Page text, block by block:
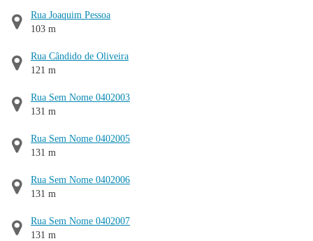
Rua Joaquim Pessoa
103 m
Rua Cândido de Oliveira
121 m
Rua Sem Nome 0402003
131 m
Rua Sem Nome 0402005
131 m
Rua Sem Nome 0402006
131 m
Rua Sem Nome 0402007
131 m